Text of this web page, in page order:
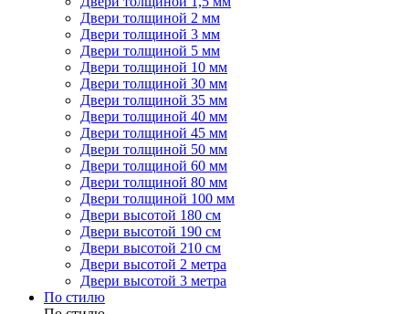
Двери толщиной 2 мм
Двери толщиной 3 мм
Двери толщиной 5 мм
Двери толщиной 10 мм
Двери толщиной 30 мм
Двери толщиной 35 мм
Двери толщиной 40 мм
Двери толщиной 45 мм
Двери толщиной 50 мм
Двери толщиной 60 мм
Двери толщиной 80 мм
Двери толщиной 100 мм
Двери высотой 180 см
Двери высотой 190 см
Двери высотой 210 см
Двери высотой 2 метра
Двери высотой 3 метра
По стилю